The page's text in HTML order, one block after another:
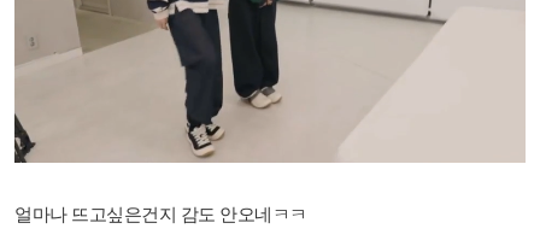
얼마나 뜨고싶은건지 감도 안오네ㅋㅋ